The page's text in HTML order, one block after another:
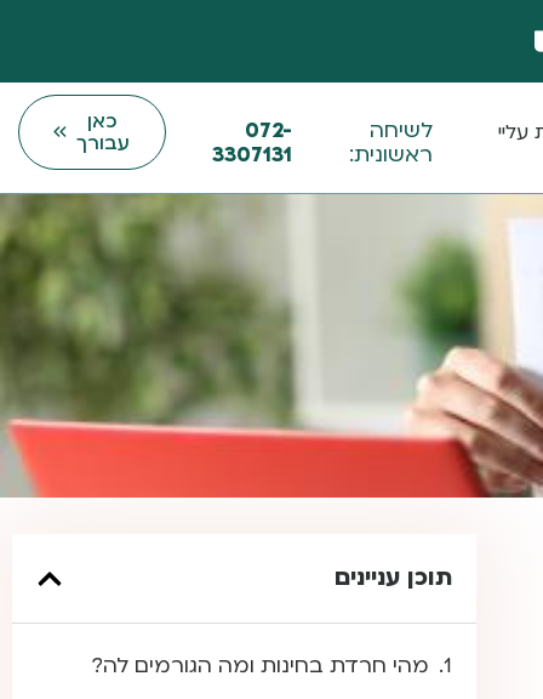
לשיחה
ראשונית:
072-
3307131
כאן
עבורך
תוכן עניינים
מהי חרדת בחינות ומה הגורמים לה?